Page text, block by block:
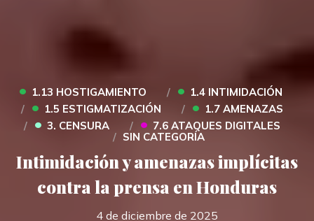
• 1.13 HOSTIGAMIENTO • 1.4 INTIMIDACIÓN
• 1.5 ESTIGMATIZACIÓN • 1.7 AMENAZAS
• 3. CENSURA • 7.6 ATAQUES DIGITALES
SIN CATEGORÍA
Intimidación y amenazas implícitas
contra la prensa en Honduras
4 de diciembre de 2025